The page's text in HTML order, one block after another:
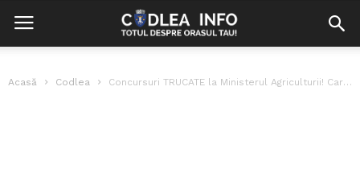
Acasă Codlea Concursuri TRUCATE la Ministerul Agriculturii! Carne, brânză, telefoane și covoare, oferite drept...